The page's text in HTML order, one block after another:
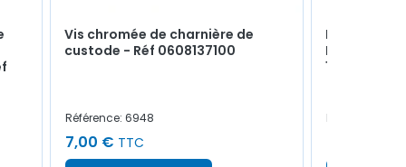
Vis chromée de charnière de
custode - Réf 0608137100
Référence: 6948
7,00 € TTC
Rondelle
1600cm³) -
Référence: